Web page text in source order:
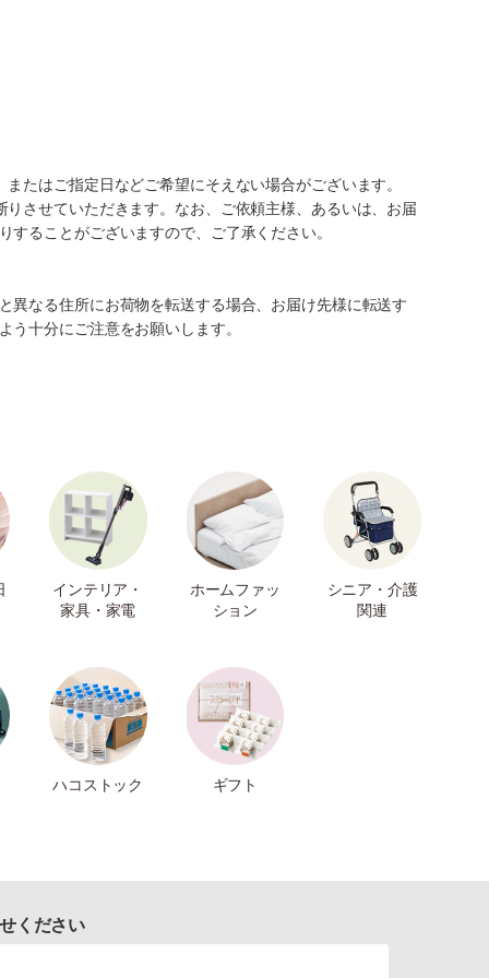
たはご指定日などご希望にそえない場合がございます。
させていただきます。なお、ご依頼主様、あるいは、お届
ることがございますので、ご了承ください。
異なる住所にお荷物を転送する場合、お届け先様に転送す
十分にご注意をお願いします。
インテリア・
家具・家電
ホームファッ
ション
シニア・介護
関連
ハコストック ギフト
ください